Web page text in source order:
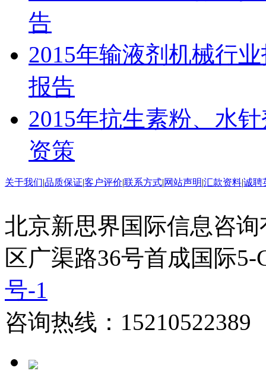
告
2015年输液剂机械行
报告
2015年抗生素粉、水
资策
关于我们|品质保证|客户评价|联系方式|网站声明|汇款资料|诚聘
北京新思界国际信息咨
区广渠路36号首成国际
号-1
咨询热线：